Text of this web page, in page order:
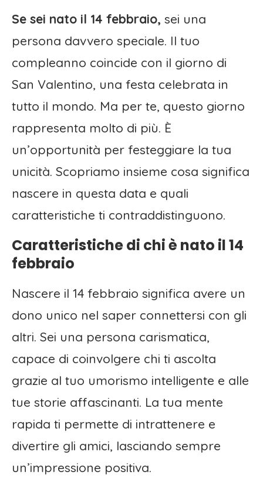
Se sei nato il 14 febbraio, sei una
persona davvero speciale. Il tuo
compleanno coincide con il giorno di
San Valentino, una festa celebrata in
tutto il mondo. Ma per te, questo giorno
rappresenta molto di più. È
un’opportunità per festeggiare la tua
unicità. Scopriamo insieme cosa significa
nascere in questa data e quali
caratteristiche ti contraddistinguono.
Caratteristiche di chi è nato il 14
febbraio
Nascere il 14 febbraio significa avere un
dono unico nel saper connettersi con gli
altri. Sei una persona carismatica,
capace di coinvolgere chi ti ascolta
grazie al tuo umorismo intelligente e alle
tue storie affascinanti. La tua mente
rapida ti permette di intrattenere e
divertire gli amici, lasciando sempre
un’impressione positiva.